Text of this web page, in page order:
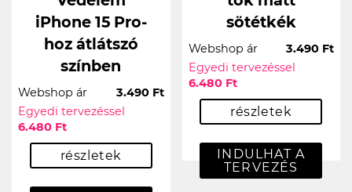
iPhone 15 Pro-
hoz átlátszó
színben
Webshop ár
3.490 Ft
Egyedi tervezéssel
6.480 Ft
részletek
sötétkék
Webshop ár
3.490 Ft
Egyedi tervezéssel
6.480 Ft
részletek
INDULHAT A
TERVEZÉS